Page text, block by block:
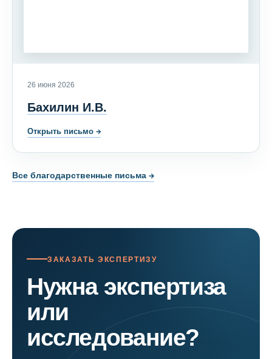
26 июня 2026
Бахилин И.В.
Открыть письмо →
Все благодарственные письма →
ЗАКАЗАТЬ ЭКСПЕРТИЗУ
Нужна экспертиза
или
исследование?